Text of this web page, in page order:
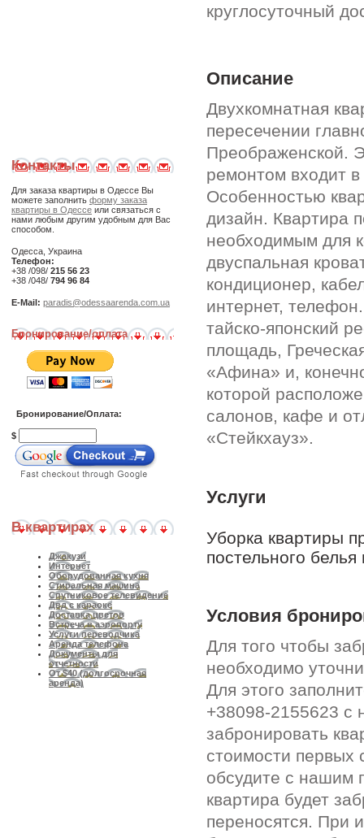
Контакты
Для заказа квартиры в Одессе Вы
можете заполнить форму заказа
квартиры в Одессе или связаться с
нами любым другим удобным для Вас
способом.
Одесса, Украина
Телефон:
+38 /098/ 215 56 23
+38 /048/ 794 96 84
E-Mail: paradis@odessaarenda.com.ua
Бронирование/оплата
Бронирование/Оплата:
$
В квартирах
Джакузи
Интернет
Оборудованная кухня
Стиральная машина
Спутниковое телевидение
Двд с караоке
Доставка цветов
Встреча в аэропорту
Услуги переводчика
Аренда телефона
Документы для
отчетности
От $40 (долгосрочная
аренда)
круглосуточный
Описание
Двухкомнатная
пересечении
Преображенской.
ремонтом входит
Особенностью
дизайн. Квартира
необходимым для
двуспальная
кондиционер,
интернет,
тайско-японский
площадь,
«Афина» и,
которой
салонов, кафе и
«Стейкхауз».
Услуги
Уборка квартиры
постельного
Условия
Для того чтобы
необходимо
Для этого
+38098-2155623 с
забронировать
стоимости первых
обсудите с нашим
квартира будет
переносятся. При